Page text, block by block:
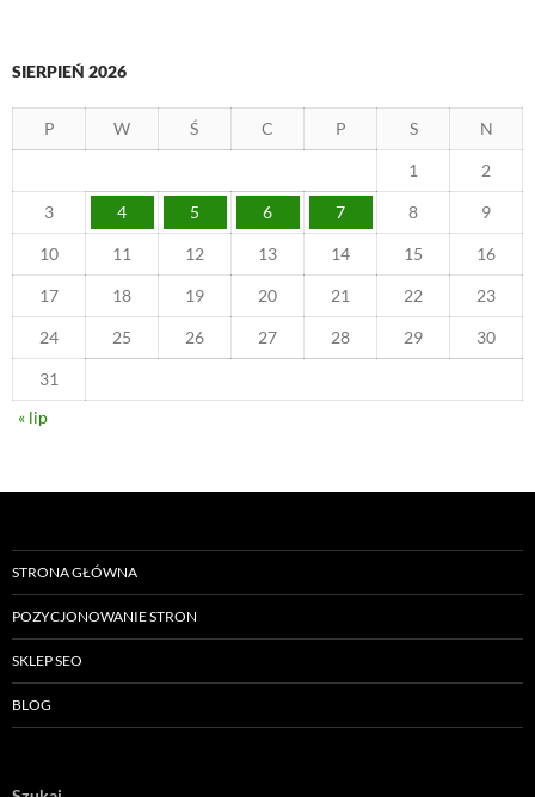
SIERPIEŃ 2026
P W Ś C P S N
1 2
3 4 5 6 7 8 9
10 11 12 13 14 15 16
17 18 19 20 21 22 23
24 25 26 27 28 29 30
31
« lip
STRONA GŁÓWNA
POZYCJONOWANIE STRON
SKLEP SEO
BLOG